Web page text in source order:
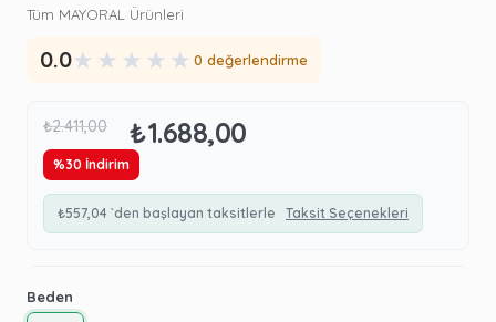
Tüm MAYORAL Ürünleri
0.0★ ★ ★ ★ ★ 0 değerlendirme
₺2.411,00 ₺1.688,00
%30 İndirim
₺557,04 `den başlayan taksitlerle Taksit Seçenekleri
Beden